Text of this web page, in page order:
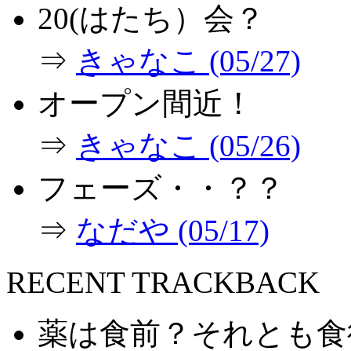
20(はたち）会？
⇒ きゃなこ (05/27)
オープン間近！
⇒ きゃなこ (05/26)
フェーズ・・？？
⇒ なだや (05/17)
RECENT TRACKBACK
薬は食前？それとも